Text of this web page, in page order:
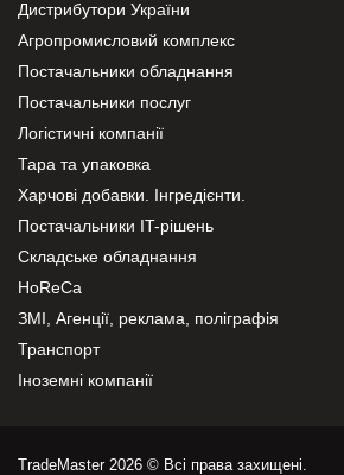
Дистрибутори України
Агропромисловий комплекс
Постачальники обладнання
Постачальники послуг
Логістичні компанії
Тара та упаковка
Харчові добавки. Інгредієнти.
Постачальники IT-рішень
Складське обладнання
HoReCa
ЗМІ, Агенції, реклама, поліграфія
Транспорт
Іноземні компанії
TradeMaster 2026 © Всі права захищені.